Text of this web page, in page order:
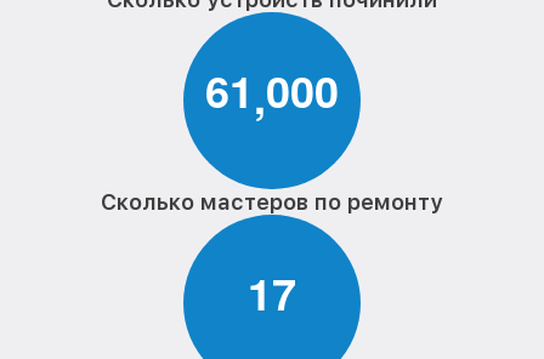
61,000
Сколько мастеров по ремонту
17